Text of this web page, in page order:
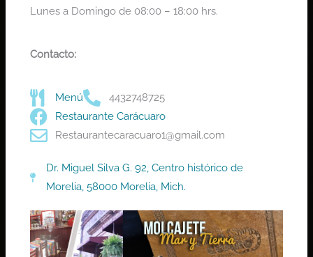
Lunes a Domingo de 08:00 – 18:00 hrs.
Contacto:
Menú
4432748725
Restaurante Carácuaro
Restaurantecaracuaro1@gmail.com
Dr. Miguel Silva G. 92, Centro histórico de
Morelia, 58000 Morelia, Mich.